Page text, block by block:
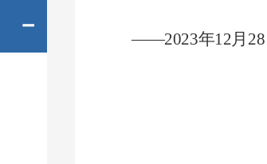
－
——2023年12月 28